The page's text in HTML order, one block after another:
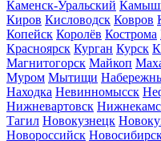
Каменск-Уральский
Киров Кисловодск Ковров
Копейск Королёв Кострома
Красноярск Курган Курск
Магнитогорск Майкоп
Муром Мытищи
Находка Невинномысск
Нижневартовск
Тагил Новокузнецк
Новороссийск